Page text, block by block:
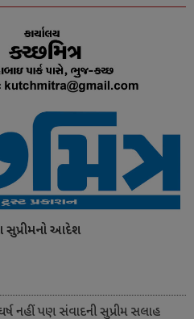
સુપ્રીમનો આદેશ
નહીં પણ સંવાદની સુપ્રીમ સલાહ